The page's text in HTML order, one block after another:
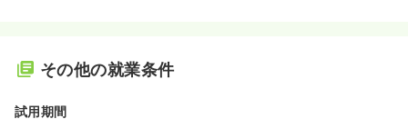
その他の就業条件
試用期間